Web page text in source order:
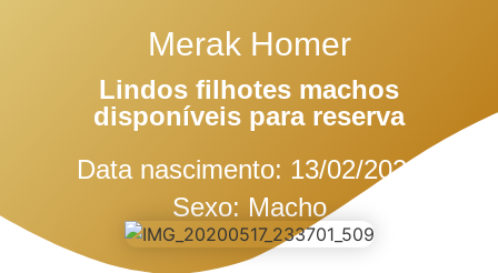
Merak Homer
Lindos filhotes machos
disponíveis para reserva
Data nascimento: 13/02/2020
Sexo: Macho